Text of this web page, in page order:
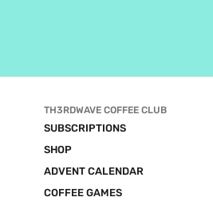
TH3RDWAVE COFFEE CLUB
SUBSCRIPTIONS
SHOP
ADVENT CALENDAR
COFFEE GAMES